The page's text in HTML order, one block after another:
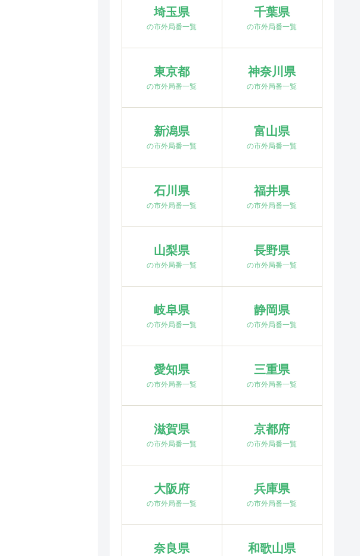
埼玉県
の市外局番一覧
千葉県
の市外局番一覧
東京都
の市外局番一覧
神奈川県
の市外局番一覧
新潟県
の市外局番一覧
富山県
の市外局番一覧
石川県
の市外局番一覧
福井県
の市外局番一覧
山梨県
の市外局番一覧
長野県
の市外局番一覧
岐阜県
の市外局番一覧
静岡県
の市外局番一覧
愛知県
の市外局番一覧
三重県
の市外局番一覧
滋賀県
の市外局番一覧
京都府
の市外局番一覧
大阪府
の市外局番一覧
兵庫県
の市外局番一覧
奈良県 和歌山県